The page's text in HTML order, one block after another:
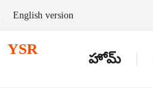
English version
హోమ్